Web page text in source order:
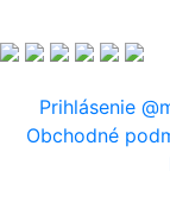
Prihlásenie
Obchodné